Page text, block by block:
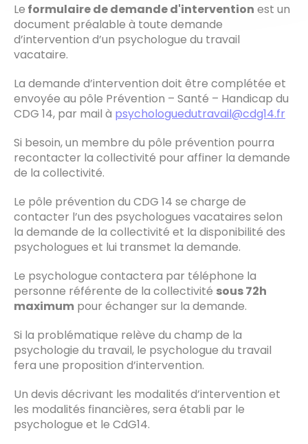
Le formulaire de demande d'intervention est un
document préalable à toute demande
d’intervention d’un psychologue du travail
vacataire.
La demande d’intervention doit être complétée et
envoyée au pôle Prévention – Santé – Handicap du
CDG 14, par mail à psychologuedutravail@cdg14.fr
Si besoin, un membre du pôle prévention pourra
recontacter la collectivité pour affiner la demande
de la collectivité.
Le pôle prévention du CDG 14 se charge de
contacter l’un des psychologues vacataires selon
la demande de la collectivité et la disponibilité des
psychologues et lui transmet la demande.
Le psychologue contactera par téléphone la
personne référente de la collectivité sous 72h
maximum pour échanger sur la demande.
Si la problématique relève du champ de la
psychologie du travail, le psychologue du travail
fera une proposition d’intervention.
Un devis décrivant les modalités d’intervention et
les modalités financières, sera établi par le
psychologue et le CdG14.